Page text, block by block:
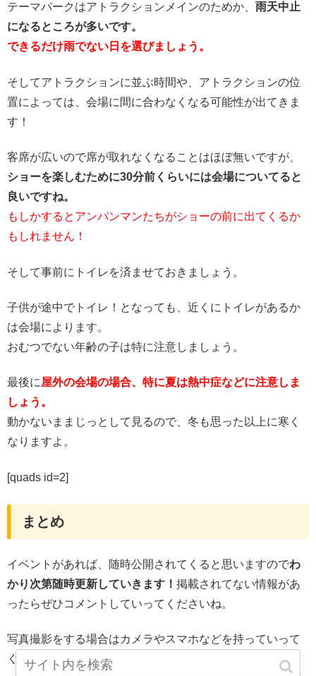
テーマパークはアトラクションメインのためか、 雨天中止
になるところが多いです。
できるだけ雨でない日を選びましょう。
そしてアトラクションに並ぶ時間や、アトラクションの位
置によっては、会場に間に合わなくなる可能性が出てきま
す！
客席が広いので席が取れなくなることはほぼ無いですが、
ショーを楽しむために30分前くらいには会場についてると
良いですね。
もしかするとアンパンマンたちがショーの前に出てくるか
もしれません！
そして事前にトイレを済ませておきましょう。
子供が途中でトイレ！となっても、近くにトイレがあるか
は会場によります。
おむつでない年齢の子は特に注意しましょう。
最後に屋外の会場の場合、特に夏は熱中症などに注意しま
しょう。
動かないままじっとして見るので、冬も思った以上に寒く
なりますよ。
[quads id=2]
まとめ
イベントがあれば、随時公開されてくると思いますのでわ
かり次第随時更新していきます！ 掲載されてない情報があ
ったらぜひコメントしていってくださいね。
写真撮影をする場合はカメラやスマホなどを持っていって
ください。